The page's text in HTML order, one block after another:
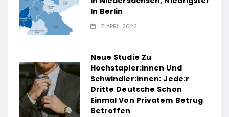
In Berlin
7. APRIL 2022
Neue Studie Zu
Hochstapler:innen Und
Schwindler:innen: Jede:r
Dritte Deutsche Schon
Einmal Von Privatem Betrug
Betroffen